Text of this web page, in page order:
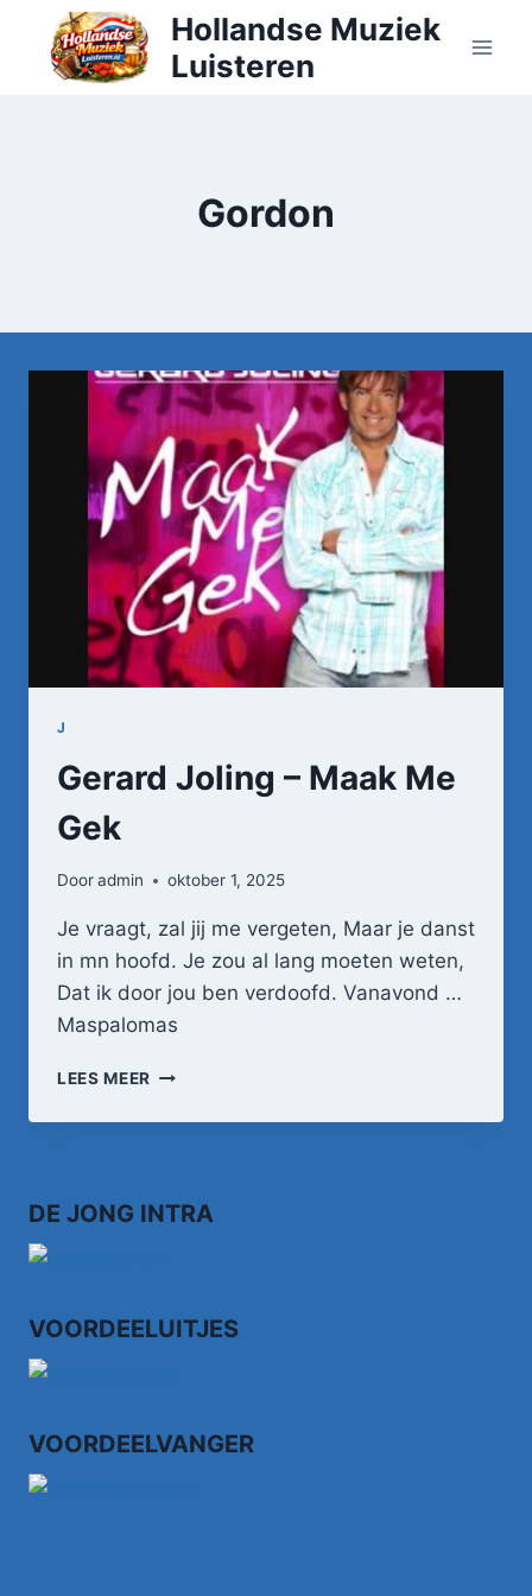
Doorgaan
inhoud
Hollandse Muziek
Luisteren
Gordon
J
Gerard Joling – Maak Me
Gek
Dooradmin oktober 1, 2025
Je vraagt, zal jij me vergeten, Maar je danst
in mn hoofd. Je zou al lang moeten weten,
Dat ik door jou ben verdoofd. Vanavond …
Maspalomas
LEES MEER GERARD
–
DE JONG INTRA
VOORDEELUITJES
VOORDEELVANGER